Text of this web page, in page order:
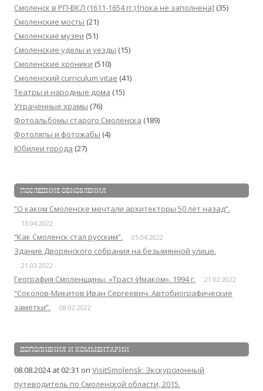
Смоленск в РП-ВКЛ (1611-1654 гг.) [пока не заполнена] (35)
Смоленские мосты (21)
Смоленские музеи (51)
Смоленские уделы и уезды (15)
Смоленские хроники (510)
Смоленский сurriculum vitae (41)
Театры и народные дома (15)
Утраченные храмы (76)
Фотоальбомы старого Смоленска (189)
Фотоляпы и фотожабы (4)
Юбилеи города (27)
ПОСЛЕДНИЕ ОБНОВЛЕНИЯ
“О каком Смоленске мечтали архитекторы 50 лет назад”.
13.04.2022
“Как Смоленск стал русским”. 05.04.2022
Здание Дворянского собрания на безымянной улице.
21.03.2022
География Смоленщины. «Траст-Имаком». 1994 г. 21.02.2022
“Соколов-Микитов Иван Сергеевич. Автобиографические
заметки”.
08.02.2022
ДОПОЛНЕНИЯ И КОММЕНТАРИИ
08.08.2024 at 02:31 on VisitSmolensk: Экскурсионный
путеводитель по Смоленской области, 2015.